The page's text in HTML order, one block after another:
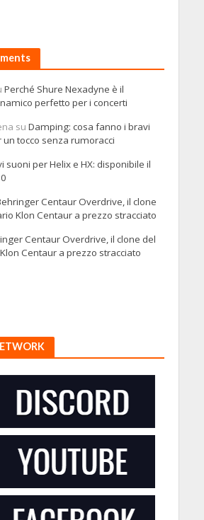
Perché Shure Nexadyne è il
perfetto per i concerti
su Damping: cosa fanno i bravi
tocco senza rumoracci
suoni per Helix e HX: disponibile il
Centaur Overdrive, il clone
Klon Centaur a prezzo stracciato
Centaur Overdrive, il clone del
Centaur a prezzo stracciato